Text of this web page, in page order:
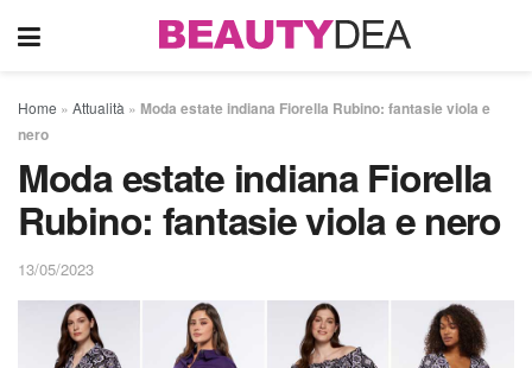
Home » Attualità » Moda estate indiana Fiorella Rubino: fantasie viola e
nero
Moda estate indiana Fiorella
Rubino: fantasie viola e nero
13/05/2023